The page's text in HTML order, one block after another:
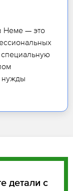
Неме — это
нужды
детали с